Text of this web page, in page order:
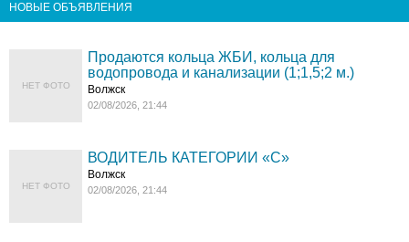
НОВЫЕ ОБЪЯВЛЕНИЯ
НЕТ ФОТО
Продаются кольца ЖБИ, кольца для
водопровода и канализации (1;1,5;2 м.)
Волжск
02/08/2026, 21:44
НЕТ ФОТО
ВОДИТЕЛЬ КАТЕГОРИИ «C»
Волжск
02/08/2026, 21:44